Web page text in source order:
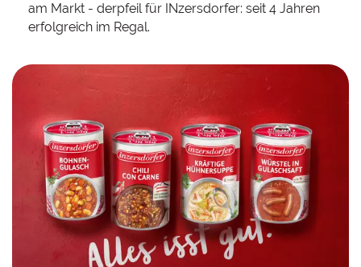
am Markt - derpfeil für INzersdorfer: seit 4 Jahren
erfolgreich im Regal.